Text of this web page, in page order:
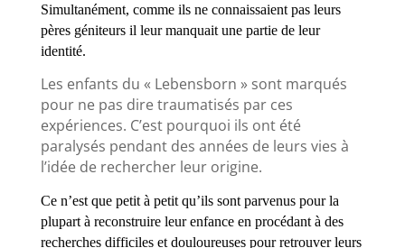
Simultanément, comme ils ne connaissaient pas leurs
pères géniteurs il leur manquait une partie de leur
identité.
Les enfants du « Lebensborn » sont marqués
pour ne pas dire traumatisés par ces
expériences. C’est pourquoi ils ont été
paralysés pendant des années de leurs vies à
l’idée de rechercher leur origine.
Ce n’est que petit à petit qu’ils sont parvenus pour la
plupart à reconstruire leur enfance en procédant à des
recherches difficiles et douloureuses pour retrouver leurs